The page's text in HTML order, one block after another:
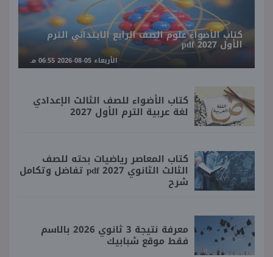
كتاب الأضواء علوم الصف الرابع الابتدائي الترم
الأول 2027 pdf
الأربعاء 05-08-2026 06:55 مـ
كتاب الأضواء للصف الثالث الإعدادي
لغة عربية الترم الأول 2027
كتاب المعاصر رياضيات بحته للصف
الثالث الثانوي 2027 pdf تفاضل وتكامل
شرح
معرفة نتيجة 3 ثانوي 2026 بالاسم
فقط موقع شبابيك